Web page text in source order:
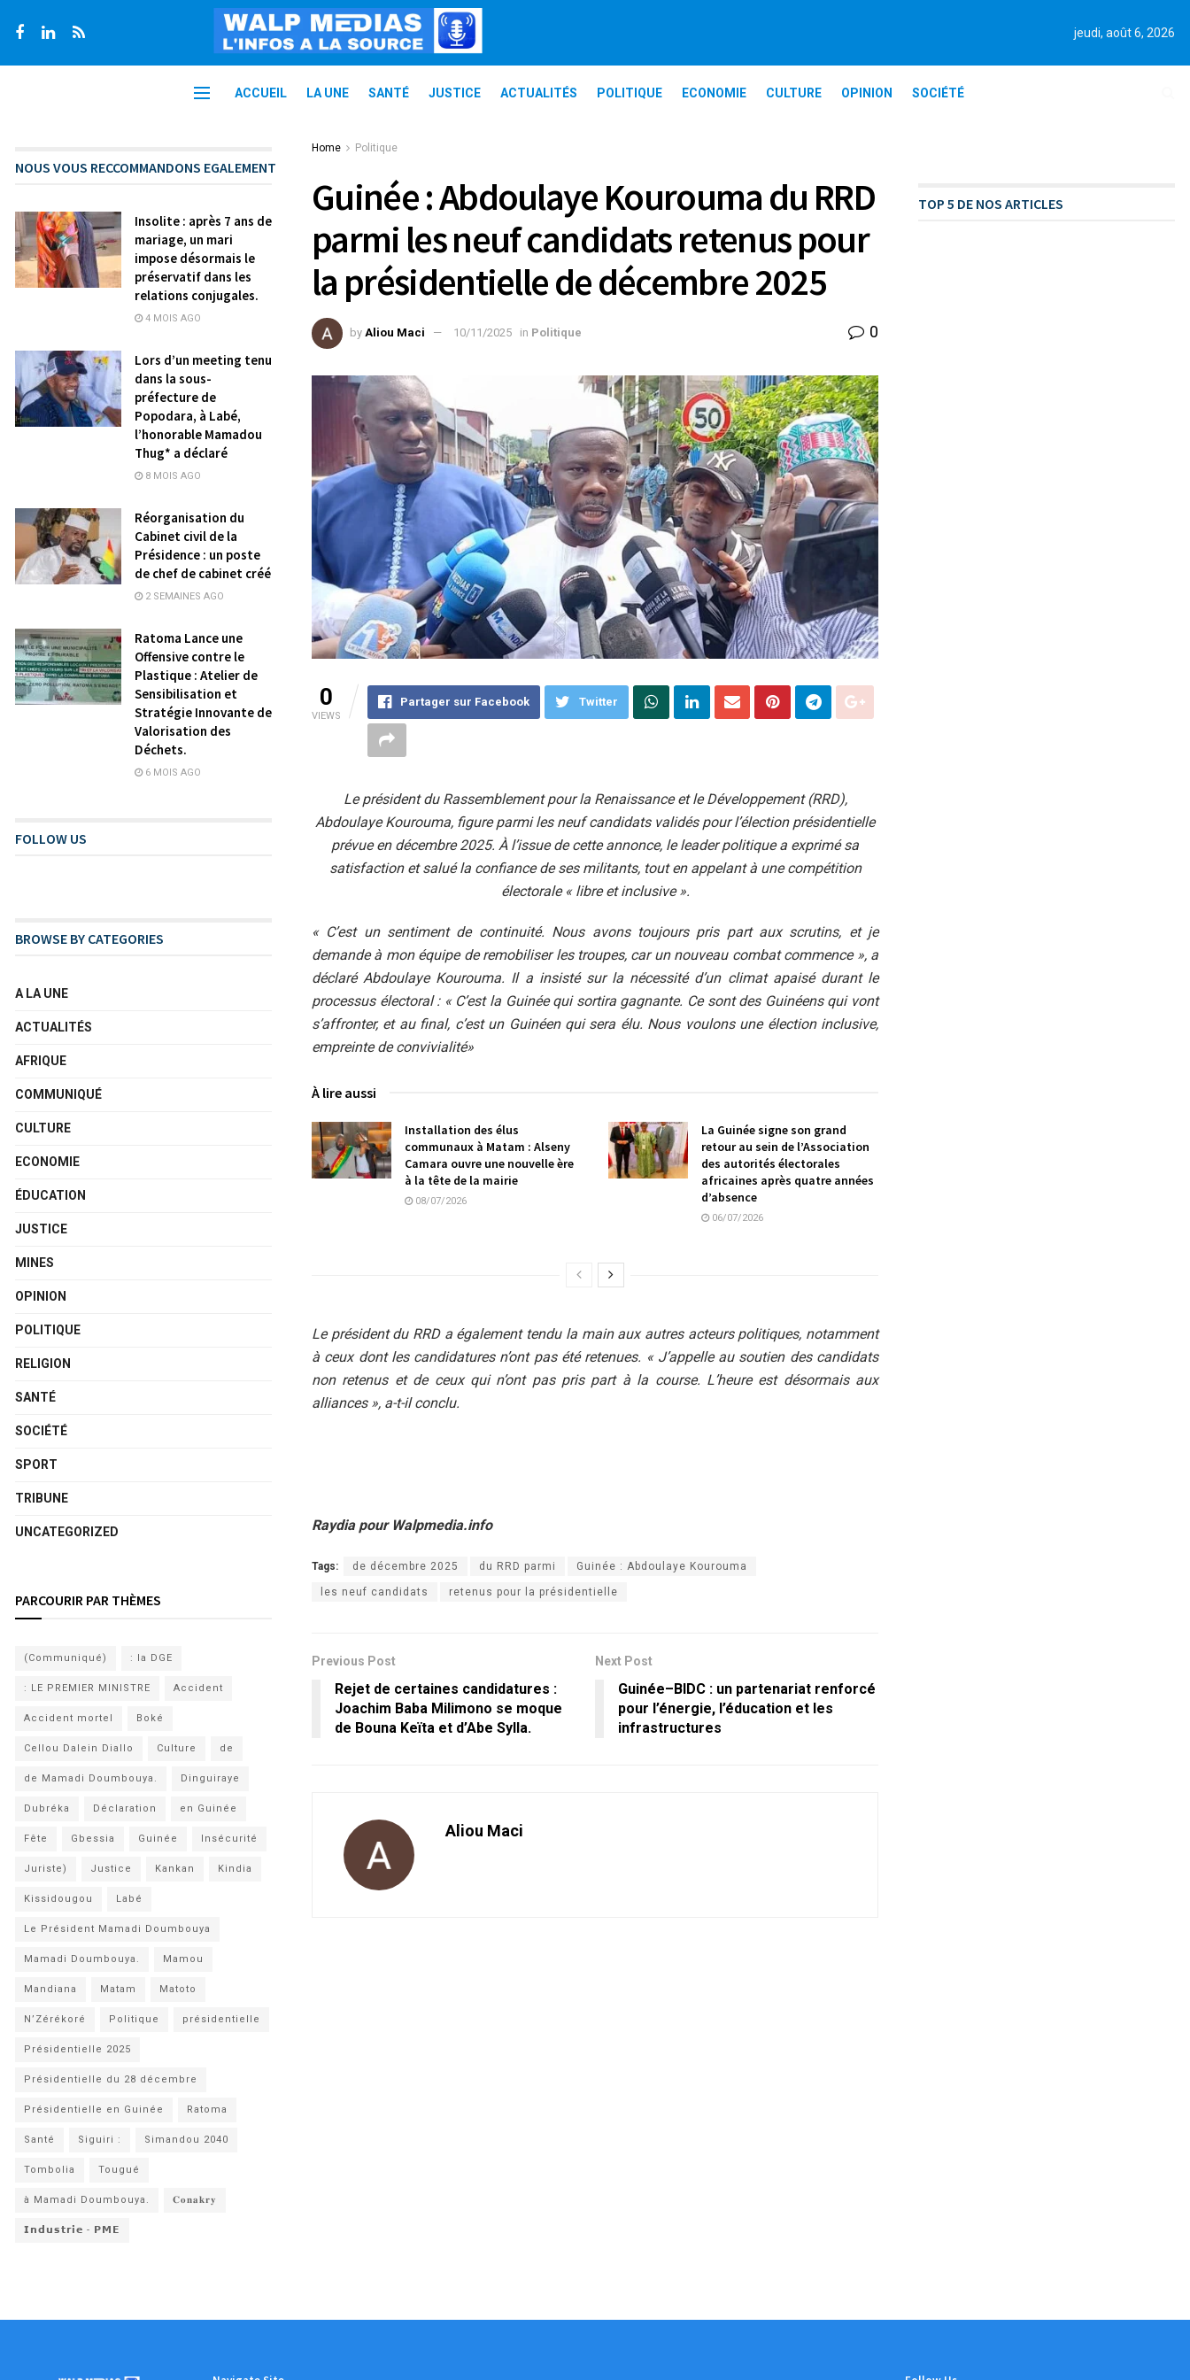
jeudi, août 6, 2026
ACCUEIL LA UNE SANTÉ JUSTICE ACTUALITÉS POLITIQUE ECONOMIE CULTURE OPINION SOCIÉTÉ
Home Politique
Guinée : Abdoulaye Kourouma du RRD
parmi les neuf candidats retenus pour
la présidentielle de décembre 2025
by Aliou Maci 10/11/2025 in Politique 0
0
VIEWS
Partager sur Facebook Twitter
Le président du Rassemblement pour la Renaissance et le Développement (RRD),
Abdoulaye Kourouma, figure parmi les neuf candidats validés pour l’élection présidentielle
prévue en décembre 2025. À l’issue de cette annonce, le leader politique a exprimé sa
satisfaction et salué la confiance de ses militants, tout en appelant à une compétition
électorale « libre et inclusive ».
« C’est un sentiment de continuité. Nous avons toujours pris part aux scrutins, et je
demande à mon équipe de remobiliser les troupes, car un nouveau combat commence », a
déclaré Abdoulaye Kourouma. Il a insisté sur la nécessité d’un climat apaisé durant le
processus électoral : « C’est la Guinée qui sortira gagnante. Ce sont des Guinéens qui vont
s’affronter, et au final, c’est un Guinéen qui sera élu. Nous voulons une élection inclusive,
empreinte de convivialité»
À lire aussi
Installation des élus
communaux à Matam : Alseny
Camara ouvre une nouvelle ère
à la tête de la mairie
08/07/2026
La Guinée signe son grand
retour au sein de l’Association
des autorités électorales
africaines après quatre années
d’absence
06/07/2026
Le président du RRD a également tendu la main aux autres acteurs politiques, notamment
à ceux dont les candidatures n’ont pas été retenues. « J’appelle au soutien des candidats
non retenus et de ceux qui n’ont pas pris part à la course. L’heure est désormais aux
alliances », a-t-il conclu.
Raydia pour Walpmedia.info
Tags: de décembre 2025 du RRD parmi Guinée : Abdoulaye Kourouma
les neuf candidats retenus pour la présidentielle
Previous Post
Rejet de certaines candidatures :
Joachim Baba Milimono se moque
de Bouna Keïta et d’Abe Sylla.
Next Post
Guinée–BIDC : un partenariat renforcé
pour l’énergie, l’éducation et les
infrastructures
Aliou Maci
NOUS VOUS RECCOMMANDONS EGALEMENT
Insolite : après 7 ans de
mariage, un mari
impose désormais le
préservatif dans les
relations conjugales.
4 MOIS AGO
Lors d’un meeting tenu
dans la sous-
préfecture de
Popodara, à Labé,
l’honorable Mamadou
Thug* a déclaré
8 MOIS AGO
Réorganisation du
Cabinet civil de la
Présidence : un poste
de chef de cabinet créé
2 SEMAINES AGO
Ratoma Lance une
Offensive contre le
Plastique : Atelier de
Sensibilisation et
Stratégie Innovante de
Valorisation des
Déchets.
6 MOIS AGO
FOLLOW US
BROWSE BY CATEGORIES
A LA UNE
ACTUALITÉS
AFRIQUE
COMMUNIQUÉ
CULTURE
ECONOMIE
ÉDUCATION
JUSTICE
MINES
OPINION
POLITIQUE
RELIGION
SANTÉ
SOCIÉTÉ
SPORT
TRIBUNE
UNCATEGORIZED
PARCOURIR PAR THÈMES
(Communiqué) : la DGE
: LE PREMIER MINISTRE Accident
Accident mortel Boké
Cellou Dalein Diallo Culture de
de Mamadi Doumbouya. Dinguiraye
Dubréka Déclaration en Guinée
Fête Gbessia Guinée Insécurité
Juriste) Justice Kankan Kindia
Kissidougou Labé
Le Président Mamadi Doumbouya
Mamadi Doumbouya. Mamou
Mandiana Matam Matoto
N’Zérékoré Politique présidentielle
Présidentielle 2025
Présidentielle du 28 décembre
Présidentielle en Guinée Ratoma
Santé Siguiri : Simandou 2040
Tombolia Tougué
à Mamadi Doumbouya. 𝐂𝐨𝐧𝐚𝐤𝐫𝐲
𝗜𝗻𝗱𝘂𝘀𝘁𝗿𝗶𝗲 - 𝗣𝗠𝗘
TOP 5 DE NOS ARTICLES